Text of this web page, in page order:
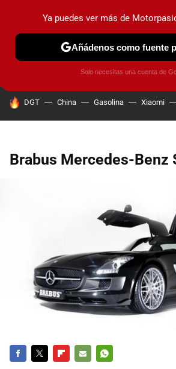
PRUEBAS COCHES ELÉCTRICOS
HOY SE HABLA DE
DGT China Gasolina Xiaomi
Brabus Mercedes-Benz
Ya puedes ver más de
Añádenos como fuente
Solo necesitas una cuenta de